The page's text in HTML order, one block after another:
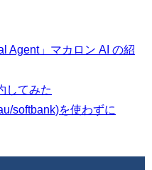
Agent」マカロン AI の紹
してみた
softbank)を使わずに